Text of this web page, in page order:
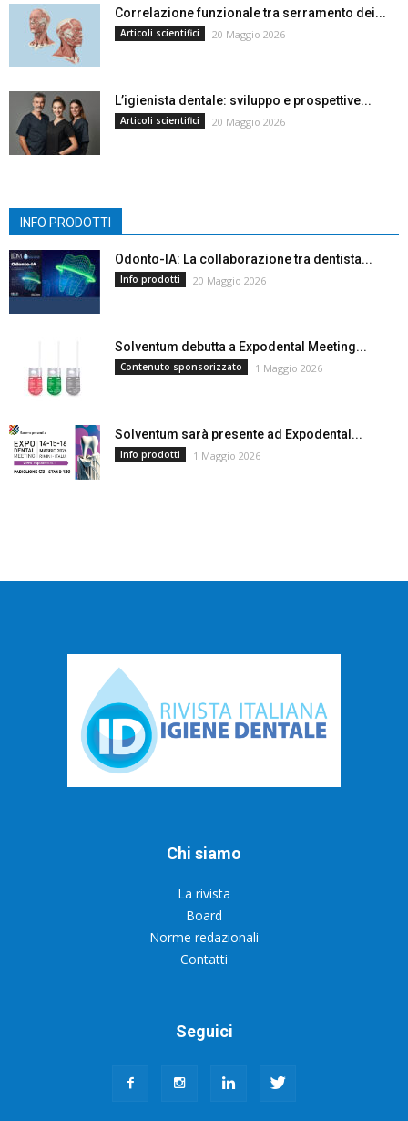
Correlazione funzionale tra serramento dei...
Articoli scientifici 20 Maggio 2026
L’igienista dentale: sviluppo e prospettive...
Articoli scientifici 20 Maggio 2026
INFO PRODOTTI
Odonto-IA: La collaborazione tra dentista...
Info prodotti 20 Maggio 2026
Solventum debutta a Expodental Meeting...
Contenuto sponsorizzato 1 Maggio 2026
Solventum sarà presente ad Expodental...
Info prodotti 1 Maggio 2026
Chi siamo
La rivista
Board
Norme redazionali
Contatti
Seguici